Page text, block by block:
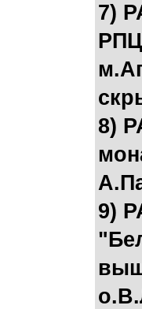
7)
8)
9)